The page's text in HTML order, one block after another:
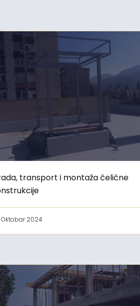
transport i montaža čelične
2024